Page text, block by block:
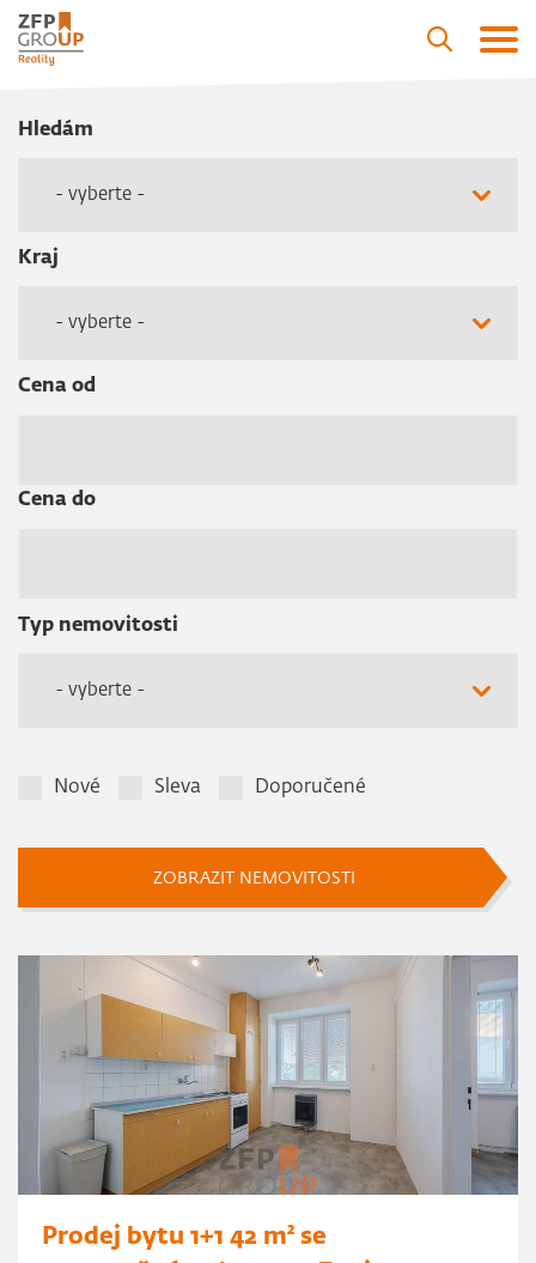
Hledám
- vyberte -
Kraj
- vyberte -
Cena od
Cena do
Typ nemovitosti
- vyberte -
Nové Sleva Doporučené
ZOBRAZIT NEMOVITOSTI
Prodej bytu 1+1 42 m² se